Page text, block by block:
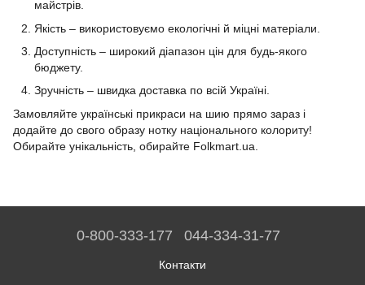
майстрів.
Якість – використовуємо екологічні й міцні матеріали.
Доступність – широкий діапазон цін для будь-якого
бюджету.
Зручність – швидка доставка по всій Україні.
Замовляйте українські прикраси на шию прямо зараз і
додайте до свого образу нотку національного колориту!
Обирайте унікальність, обирайте Folkmart.ua.
0-800-333-177 044-334-31-77
Контакти